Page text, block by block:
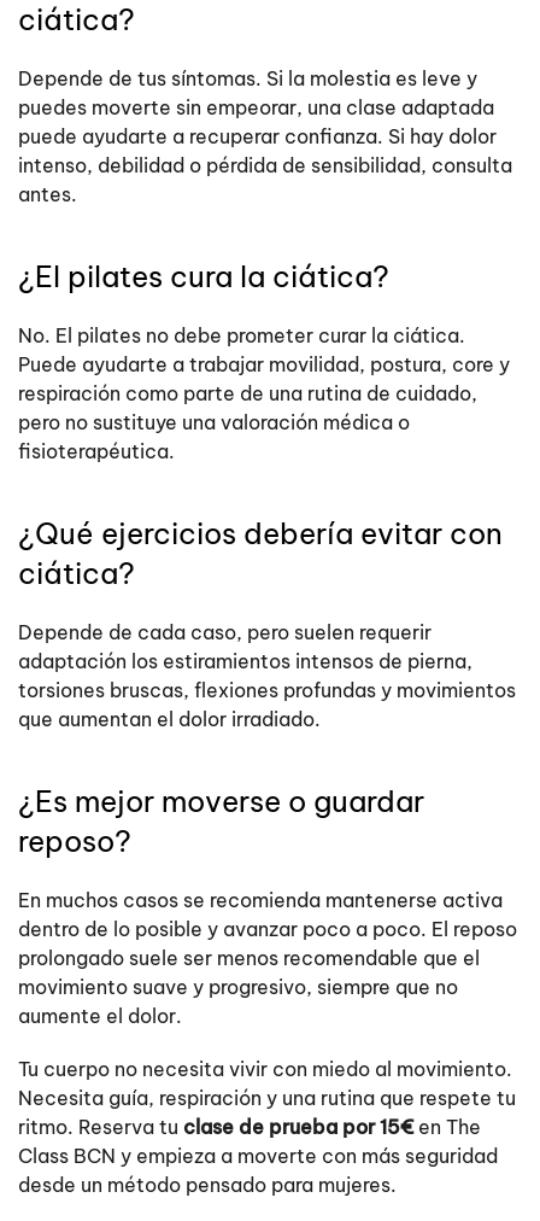
ciática?
Depende de tus síntomas. Si la molestia es leve y
puedes moverte sin empeorar, una clase adaptada
puede ayudarte a recuperar confianza. Si hay dolor
intenso, debilidad o pérdida de sensibilidad, consulta
antes.
¿El pilates cura la ciática?
No. El pilates no debe prometer curar la ciática.
Puede ayudarte a trabajar movilidad, postura, core y
respiración como parte de una rutina de cuidado,
pero no sustituye una valoración médica o
fisioterapéutica.
¿Qué ejercicios debería evitar con
ciática?
Depende de cada caso, pero suelen requerir
adaptación los estiramientos intensos de pierna,
torsiones bruscas, flexiones profundas y movimientos
que aumentan el dolor irradiado.
¿Es mejor moverse o guardar
reposo?
En muchos casos se recomienda mantenerse activa
dentro de lo posible y avanzar poco a poco. El reposo
prolongado suele ser menos recomendable que el
movimiento suave y progresivo, siempre que no
aumente el dolor.
Tu cuerpo no necesita vivir con miedo al movimiento.
Necesita guía, respiración y una rutina que respete tu
ritmo. Reserva tu clase de prueba por 15€en The
Class BCN y empieza a moverte con más seguridad
desde un método pensado para mujeres.